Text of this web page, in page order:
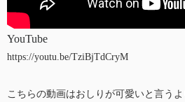
YouTube
https://youtu.be/TziBjTdCryM
こちらの動画はおしりが可愛いと言う